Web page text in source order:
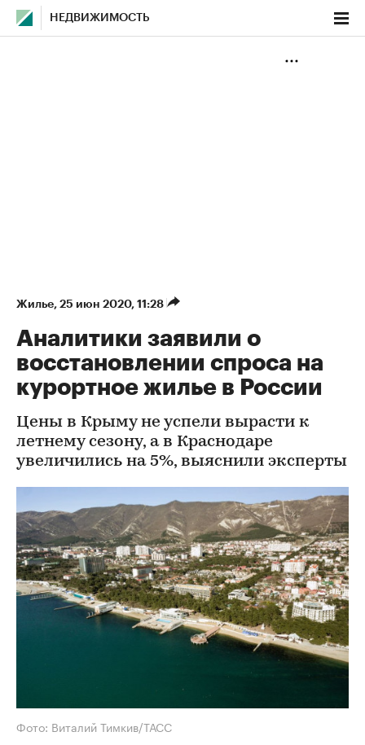
НЕДВИЖИМОСТЬ
Жилье⁠, 25 июн 2020, 11:28
Аналитики заявили о
восстановлении спроса на
курортное жилье в России
Цены в Крыму не успели вырасти к
летнему сезону, а в Краснодаре
увеличились на 5%, выяснили эксперты
Фото: Виталий Тимкив/ТАСС